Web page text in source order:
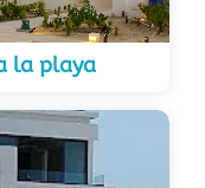
la playa